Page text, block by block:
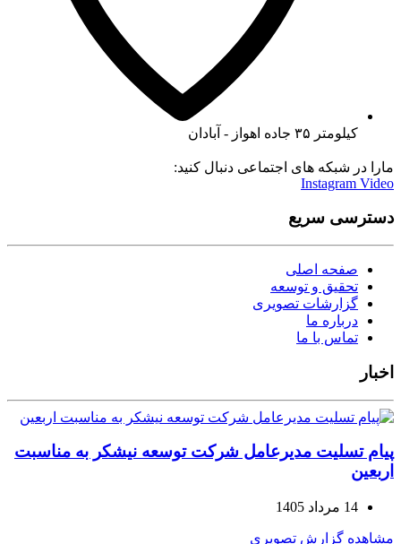
کیلومتر ۳۵ جاده اهواز - آبادان
مارا در شبکه های اجتماعی دنبال کنید:
Instagram Video
دسترسی سریع
صفحه اصلی
تحقیق و توسعه
گزارشات تصویری
درباره ما
تماس با ما
اخبار
پیام تسلیت مدیرعامل شرکت توسعه نیشکر به مناسبت
اربعین
14 مرداد 1405
مشاهده گزارش تصویری